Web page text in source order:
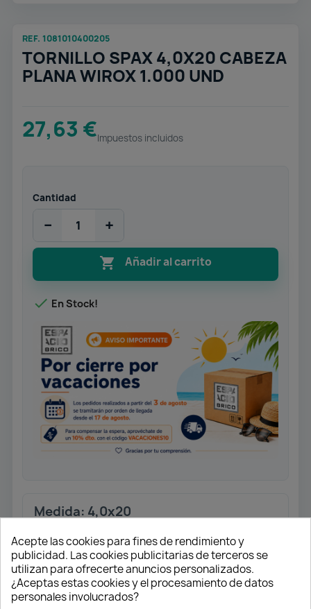
REF. 1081010400205
TORNILLO SPAX 4,0X20 CABEZA
PLANA WIROX 1.000 UND
27,63 €Impuestos incluidos
Cantidad
− +
 Añadir al carrito
 En Stock!
Medida: 4,0x20
Cabeza plana.
Ranura en cruz Z2. Punta 4CUT.
Acabado Wirox.
Caja 1.000 unidades
Acepte las cookies para fines de rendimiento y
publicidad. Las cookies publicitarias de terceros se
utilizan para ofrecerte anuncios personalizados.
¿Aceptas estas cookies y el procesamiento de datos
personales involucrados?